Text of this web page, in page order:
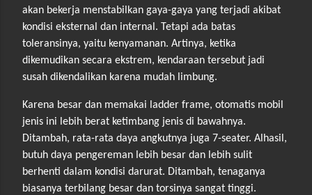
akan bekerja menstabilkan gaya-gaya yang terjadi akibat
kondisi eksternal dan internal. Tetapi ada batas
toleransinya, yaitu kenyamanan. Artinya, ketika
dikemudikan secara ekstrem, kendaraan tersebut jadi
susah dikendalikan karena mudah limbung.
Karena besar dan memakai ladder frame, otomatis mobil
jenis ini lebih berat ketimbang jenis di bawahnya.
Ditambah, rata-rata daya angkutnya juga 7-seater. Alhasil,
butuh daya pengereman lebih besar dan lebih sulit
berhenti dalam kondisi darurat. Ditambah, tenaganya
biasanya terbilang besar dan torsinya sangat tinggi.